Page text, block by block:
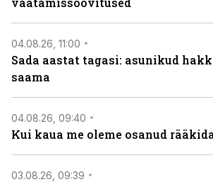
04.08.26, 11:00
Sada aastat tagasi: asunikud
saama
04.08.26, 09:40
Kui kaua me oleme osanud
03.08.26, 09:39